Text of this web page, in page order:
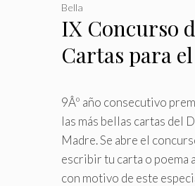
IX Concurso
Cartas para
Bella
9Âº año consecutivo
las más bellas cartas del
Madre.Se abre el
escribir tu carta o poema
con motivo de este